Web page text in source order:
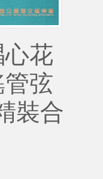
心花
弦
裝合